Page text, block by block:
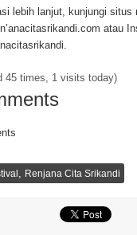
lebih lanjut, kunjungi situs
atau
45 times, 1 visits today)
Renjana Cita Srikandi